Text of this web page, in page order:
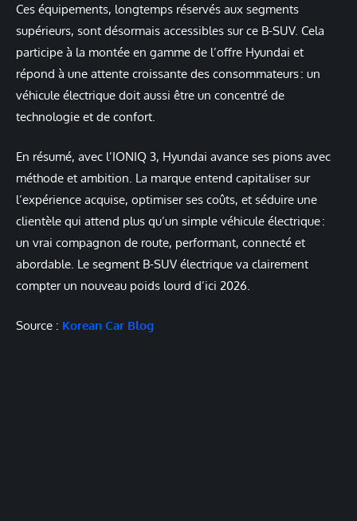
Ces équipements, longtemps réservés aux segments
supérieurs, sont désormais accessibles sur ce B-SUV. Cela
participe à la montée en gamme de l’offre Hyundai et
répond à une attente croissante des consommateurs : un
véhicule électrique doit aussi être un concentré de
technologie et de confort.
En résumé, avec l’IONIQ 3, Hyundai avance ses pions avec
méthode et ambition. La marque entend capitaliser sur
l’expérience acquise, optimiser ses coûts, et séduire une
clientèle qui attend plus qu’un simple véhicule électrique :
un vrai compagnon de route, performant, connecté et
abordable. Le segment B-SUV électrique va clairement
compter un nouveau poids lourd d’ici 2026.
Source : Korean Car Blog